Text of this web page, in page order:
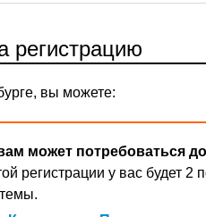
регистрацию
вы можете:
может потребоваться
регистрации у вас будет 2